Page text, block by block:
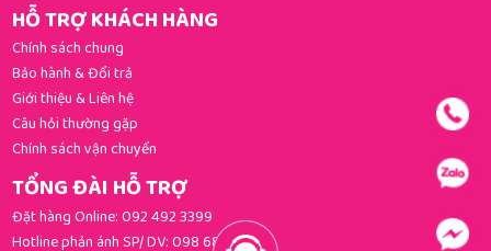
HỖ TRỢ KHÁCH HÀNG
Chính sách chung
Bảo hành & Đổi trả
Giới thiệu & Liên hệ
Câu hỏi thường gặp
Chính sách vận chuyển
TỔNG ĐÀI HỖ TRỢ
Đặt hàng Online:092 492 3399
Hotline phản ánh SP/ DV:098 681 3392